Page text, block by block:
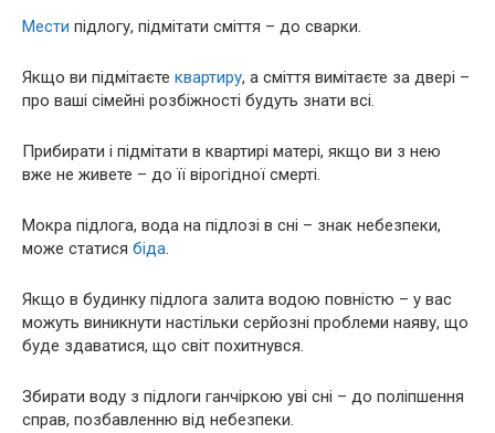
Мести підлогу, підмітати сміття – до сварки.
Якщо ви підмітаєте квартиру, а сміття вимітаєте за двері –
про ваші сімейні розбіжності будуть знати всі.
Прибирати і підмітати в квартирі матері, якщо ви з нею
вже не живете – до її вірогідної смерті.
Мокра підлога, вода на підлозі в сні – знак небезпеки,
може статися біда.
Якщо в будинку підлога залита водою повністю – у вас
можуть виникнути настільки серйозні проблеми наяву, що
буде здаватися, що світ похитнувся.
Збирати воду з підлоги ганчіркою уві сні – до поліпшення
справ, позбавленню від небезпеки.